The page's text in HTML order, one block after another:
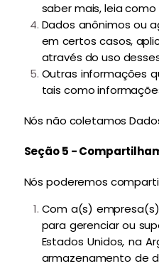
saber mais, leia
Dados anônimos ou
em certos casos,
através do uso
Outras informações
tais como
Nós não coletamos
Seção 5 -
Nós poderemos
Com a(s)
para gerenciar ou
Estados Unidos, na
armazenamento de